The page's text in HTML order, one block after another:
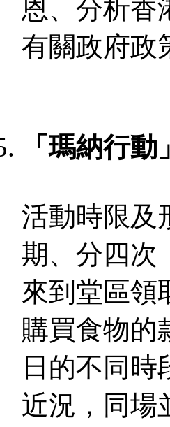
恩、分析香
有關政府政
「瑪納行
活動時限及
期、分四次
來到堂區領
購買食物的
日的不同
近況，同場